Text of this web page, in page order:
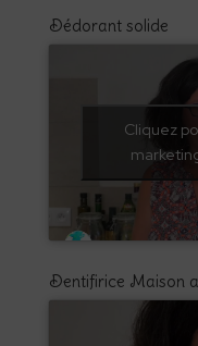
Dédorant solide
Cliquez
Dentifirice Maison